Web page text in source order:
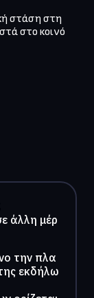
στάση στη
στο κοινό
άλλη μέρ
την πλα
εκδήλω